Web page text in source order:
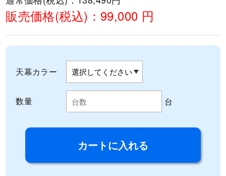
販売価格(税込)： 99,000 円
天幕カラー
数量 台